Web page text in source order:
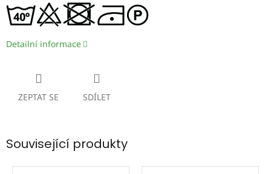
Detailní informace
ZEPTAT SE SDÍLET
Související produkty